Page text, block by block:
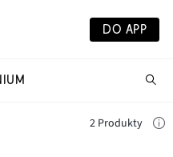
DO APP
2 Produkty